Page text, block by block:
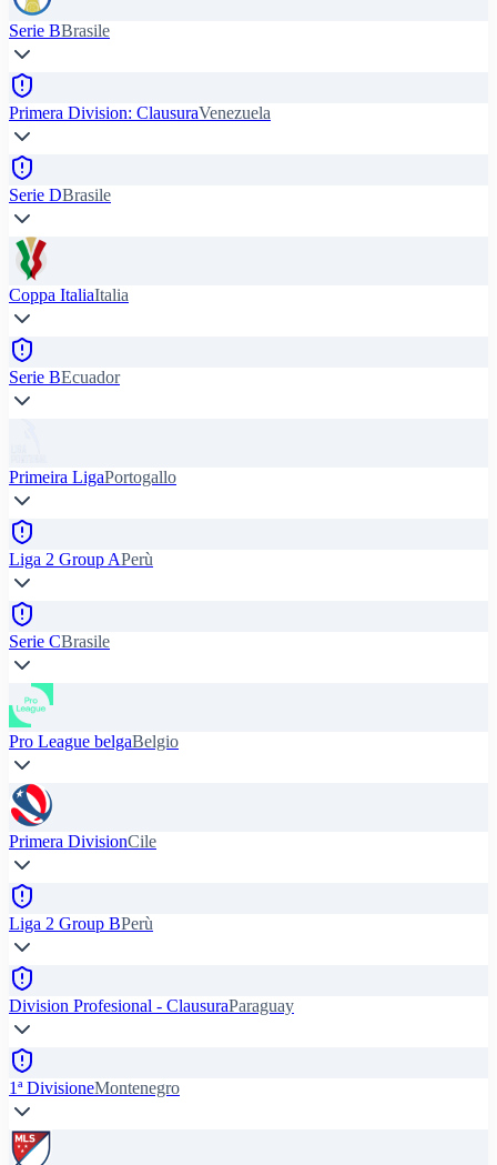
Serie BBrasile
Primera Division: ClausuraVenezuela
Serie DBrasile
Coppa ItaliaItalia
Serie BEcuador
Primeira LigaPortogallo
Liga 2 Group APerù
Serie CBrasile
Pro League belgaBelgio
Primera DivisionCile
Liga 2 Group BPerù
Division Profesional - ClausuraParaguay
1ª DivisioneMontenegro